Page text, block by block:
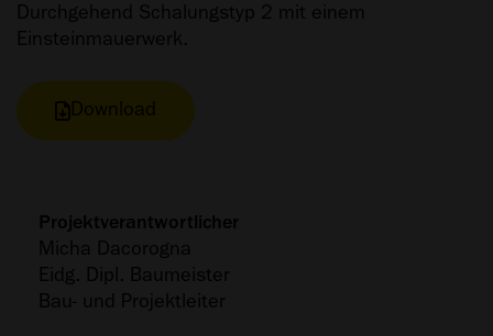
Durchgehend Schalungstyp 2 mit einem
Einsteinmauerwerk.
Download
Projektverantwortlicher
Micha Dacorogna
Eidg. Dipl. Baumeister
Bau- und Projektleiter